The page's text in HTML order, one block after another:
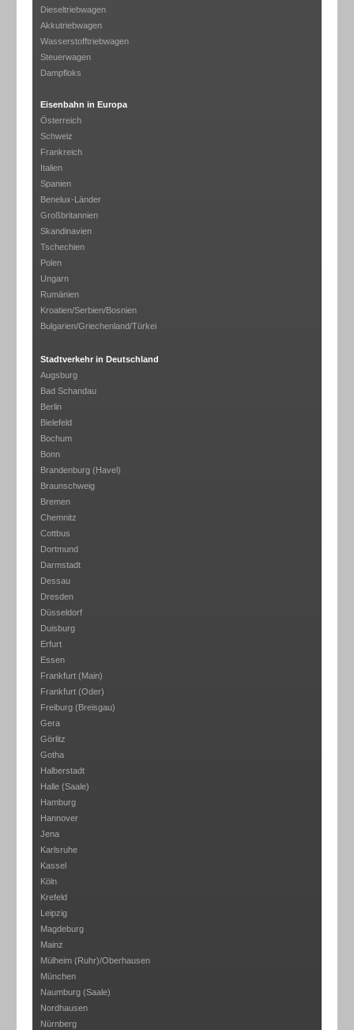
Dieseltriebwagen
Akkutriebwagen
Wasserstofftriebwagen
Steuerwagen
Dampfloks
Eisenbahn in Europa
Österreich
Schweiz
Frankreich
Italien
Spanien
Benelux-Länder
Großbritannien
Skandinavien
Tschechien
Polen
Ungarn
Rumänien
Kroatien/Serbien/Bosnien
Bulgarien/Griechenland/Türkei
Stadtverkehr in Deutschland
Augsburg
Bad Schandau
Berlin
Bielefeld
Bochum
Bonn
Brandenburg (Havel)
Braunschweig
Bremen
Chemnitz
Cottbus
Dortmund
Darmstadt
Dessau
Dresden
Düsseldorf
Duisburg
Erfurt
Essen
Frankfurt (Main)
Frankfurt (Oder)
Freiburg (Breisgau)
Gera
Görlitz
Gotha
Halberstadt
Halle (Saale)
Hamburg
Hannover
Jena
Karlsruhe
Kassel
Köln
Krefeld
Leipzig
Magdeburg
Mainz
Mülheim (Ruhr)/Oberhausen
München
Naumburg (Saale)
Nordhausen
Nürnberg